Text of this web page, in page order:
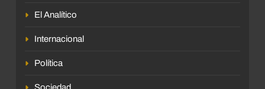
El Analítico
Internacional
Política
Sociedad